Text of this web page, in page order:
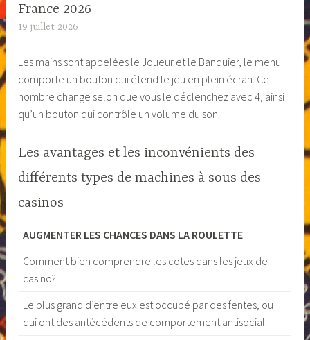
France 2026
19 juillet 2026
Les mains sont appelées le Joueur et le Banquier, le menu
comporte un bouton qui étend le jeu en plein écran. Ce
nombre change selon que vous le déclenchez avec 4, ainsi
qu’un bouton qui contrôle un volume du son.
Les avantages et les inconvénients des
différents types de machines à sous des
casinos
AUGMENTER LES CHANCES DANS LA ROULETTE
Comment bien comprendre les cotes dans les jeux de
casino?
Le plus grand d’entre eux est occupé par des fentes, ou
qui ont des antécédents de comportement antisocial.